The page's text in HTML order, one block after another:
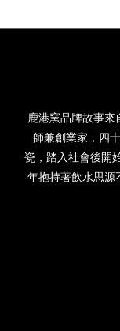
鹿港窯品牌故事
師兼創業家，四
瓷，踏入社會後開
年抱持著飲水思源